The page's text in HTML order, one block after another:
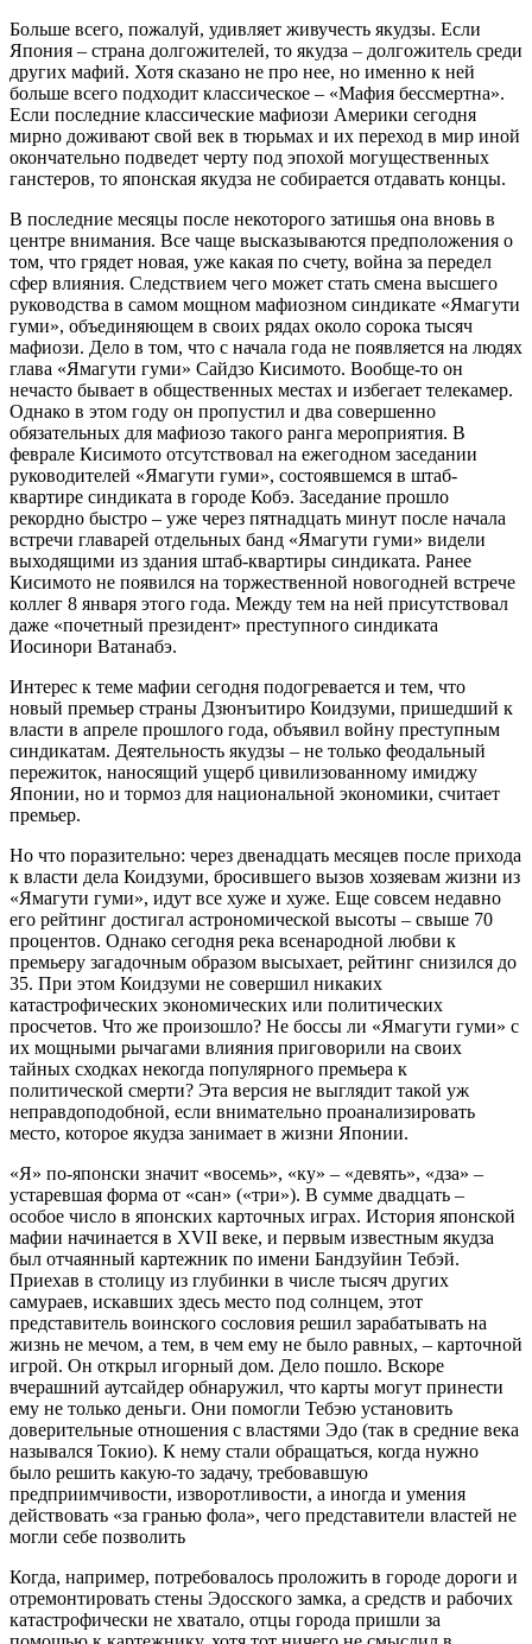
Больше всего, пожалуй, удивляет живучесть якудзы. Если
Япония – страна долгожителей, то якудза – долгожитель среди
других мафий. Хотя сказано не про нее, но именно к ней
больше всего подходит классическое – «Мафия бессмертна».
Если последние классические мафиози Америки сегодня
мирно доживают свой век в тюрьмах и их переход в мир иной
окончательно подведет черту под эпохой могущественных
ганстеров, то японская якудза не собирается отдавать концы.
В последние месяцы после некоторого затишья она вновь в
центре внимания. Все чаще высказываются предположения о
том, что грядет новая, уже какая по счету, война за передел
сфер влияния. Следствием чего может стать смена высшего
руководства в самом мощном мафиозном синдикате «Ямагути
гуми», объединяющем в своих рядах около сорока тысяч
мафиози. Дело в том, что с начала года не появляется на людях
глава «Ямагути гуми» Сайдзо Кисимото. Вообще-то он
нечасто бывает в общественных местах и избегает телекамер.
Однако в этом году он пропустил и два совершенно
обязательных для мафиозо такого ранга мероприятия. В
феврале Кисимото отсутствовал на ежегодном заседании
руководителей «Ямагути гуми», состоявшемся в штаб-
квартире синдиката в городе Кобэ. Заседание прошло
рекордно быстро – уже через пятнадцать минут после начала
встречи главарей отдельных банд «Ямагути гуми» видели
выходящими из здания штаб-квартиры синдиката. Ранее
Кисимото не появился на торжественной новогодней встрече
коллег 8 января этого года. Между тем на ней присутствовал
даже «почетный президент» преступного синдиката
Иосинори Ватанабэ.
Интерес к теме мафии сегодня подогревается и тем, что
новый премьер страны Дзюнъитиро Коидзуми, пришедший к
власти в апреле прошлого года, объявил войну преступным
синдикатам. Деятельность якудзы – не только феодальный
пережиток, наносящий ущерб цивилизованному имиджу
Японии, но и тормоз для национальной экономики, считает
премьер.
Но что поразительно: через двенадцать месяцев после прихода
к власти дела Коидзуми, бросившего вызов хозяевам жизни из
«Ямагути гуми», идут все хуже и хуже. Еще совсем недавно
его рейтинг достигал астрономической высоты – свыше 70
процентов. Однако сегодня река всенародной любви к
премьеру загадочным образом высыхает, рейтинг снизился до
35. При этом Коидзуми не совершил никаких
катастрофических экономических или политических
просчетов. Что же произошло? Не боссы ли «Ямагути гуми» с
их мощными рычагами влияния приговорили на своих
тайных сходках некогда популярного премьера к
политической смерти? Эта версия не выглядит такой уж
неправдоподобной, если внимательно проанализировать
место, которое якудза занимает в жизни Японии.
«Я» по-японски значит «восемь», «ку» – «девять», «дза» –
устаревшая форма от «сан» («три»). В сумме двадцать –
особое число в японских карточных играх. История японской
мафии начинается в XVII веке, и первым известным якудза
был отчаянный картежник по имени Бандзуйин Тебэй.
Приехав в столицу из глубинки в числе тысяч других
самураев, искавших здесь место под солнцем, этот
представитель воинского сословия решил зарабатывать на
жизнь не мечом, а тем, в чем ему не было равных, – карточной
игрой. Он открыл игорный дом. Дело пошло. Вскоре
вчерашний аутсайдер обнаружил, что карты могут принести
ему не только деньги. Они помогли Тебэю установить
доверительные отношения с властями Эдо (так в средние века
назывался Токио). К нему стали обращаться, когда нужно
было решить какую-то задачу, требовавшую
предприимчивости, изворотливости, а иногда и умения
действовать «за гранью фола», чего представители властей не
могли себе позволить
Когда, например, потребовалось проложить в городе дороги и
отремонтировать стены Эдосского замка, а средств и рабочих
катастрофически не хватало, отцы города пришли за